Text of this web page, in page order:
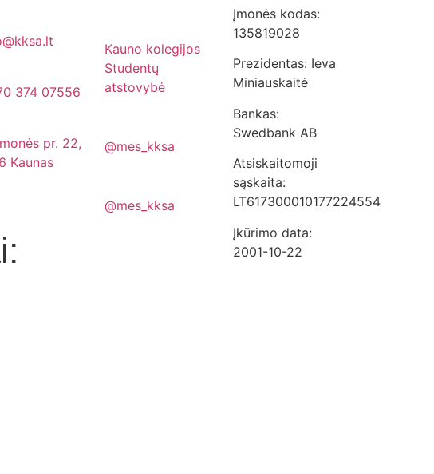
374 07556
pr. 22,
Kaunas
Kauno kolegijos
Studentų
atstovybė
@mes_kksa
@mes_kksa
Įmonės kodas:
135819028
Prezidentas: Ieva
Miniauskaitė
Bankas:
Swedbank AB
Atsiskaitomoji
sąskaita:
LT617300010177224554
Įkūrimo data:
2001-10-22